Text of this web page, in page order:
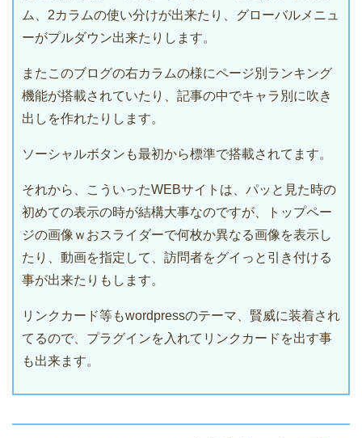
ム、2カラムの使い分けが出来たり、グローバルメニュ
ーがプルダウン出来たりします。
またこのブログの右カラムの様にページ別ランキング
機能が搭載されていたり、記事の中でキャラ別に吹き
出しを作れたりします。
ソーシャルボタンも最初から標準で搭載されてます。
それから、こういったWEBサイトは、パッと見た時の
初めての表示の時が結構大事なのですが、トップペー
ジの画像ｗおスライダーで何枚か異なる画像を表示し
たり、動画を指定して、訪問者をグイっと引き付ける
事が出来たりもします。
リンクカード等もwordpressのテーマ、賢威に装着され
てるので、プラグインを入れてリンクカードを出す事
も出来ます。